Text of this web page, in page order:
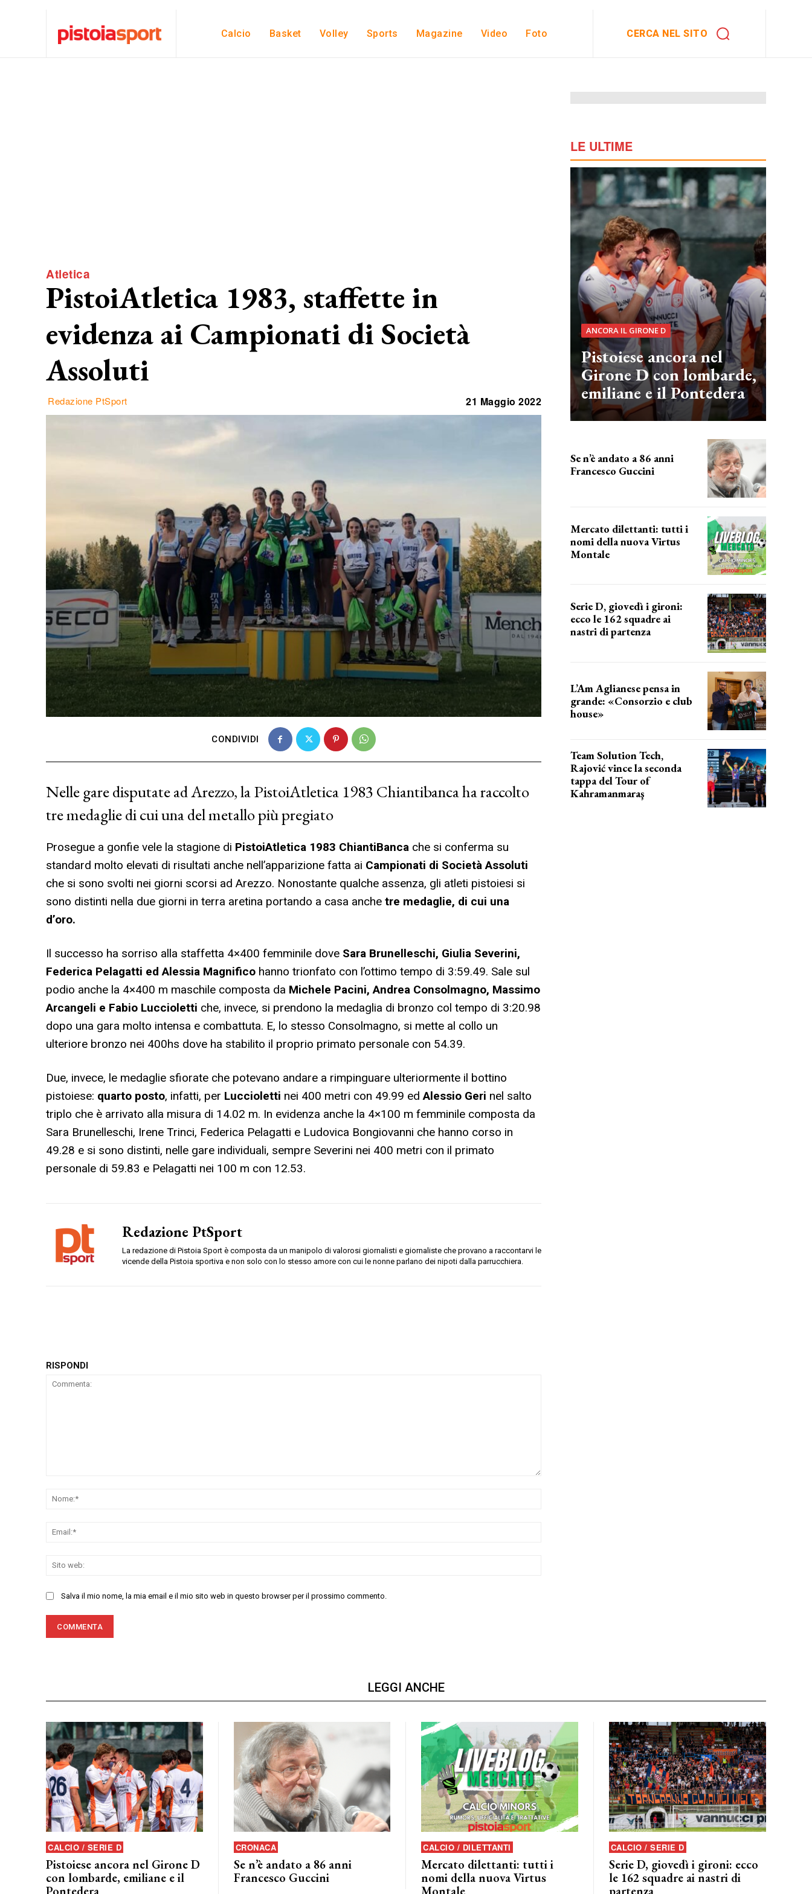
Calcio Basket Volley Sports Magazine Video Foto CERCA NEL SITO
Atletica
PistoiAtletica 1983, staffette in
evidenza ai Campionati di Società
Assoluti
Redazione PtSport 21 Maggio 2022
CONDIVIDI
Nelle gare disputate ad Arezzo, la PistoiAtletica 1983 Chiantibanca ha raccolto
tre medaglie di cui una del metallo più pregiato
Prosegue a gonfie vele la stagione di PistoiAtletica 1983 ChiantiBanca che si conferma su
standard molto elevati di risultati anche nell’apparizione fatta ai Campionati di Società Assoluti
che si sono svolti nei giorni scorsi ad Arezzo. Nonostante qualche assenza, gli atleti pistoiesi si
sono distinti nella due giorni in terra aretina portando a casa anche tre medaglie, di cui una
d’oro.
Il successo ha sorriso alla staffetta 4×400 femminile dove Sara Brunelleschi, Giulia Severini,
Federica Pelagatti ed Alessia Magnifico hanno trionfato con l’ottimo tempo di 3:59.49. Sale sul
podio anche la 4×400 m maschile composta da Michele Pacini, Andrea Consolmagno, Massimo
Arcangeli e Fabio Luccioletti che, invece, si prendono la medaglia di bronzo col tempo di 3:20.98
dopo una gara molto intensa e combattuta. E, lo stesso Consolmagno, si mette al collo un
ulteriore bronzo nei 400hs dove ha stabilito il proprio primato personale con 54.39.
Due, invece, le medaglie sfiorate che potevano andare a rimpinguare ulteriormente il bottino
pistoiese: quarto posto, infatti, per Luccioletti nei 400 metri con 49.99 edAlessio Geri nel salto
triplo che è arrivato alla misura di 14.02 m. In evidenza anche la 4×100 m femminile composta da
Sara Brunelleschi, Irene Trinci, Federica Pelagatti e Ludovica Bongiovanni che hanno corso in
49.28 e si sono distinti, nelle gare individuali, sempre Severini nei 400 metri con il primato
personale di 59.83 e Pelagatti nei 100 m con 12.53.
Redazione PtSport
La redazione di Pistoia Sport è composta da un manipolo di valorosi giornalisti e giornaliste che provano a raccontarvi le
vicende della Pistoia sportiva e non solo con lo stesso amore con cui le nonne parlano dei nipoti dalla parrucchiera.
RISPONDI
Salva il mio nome, la mia email e il mio sito web in questo browser per il prossimo commento.
LE ULTIME
ANCORA IL GIRONE D
Pistoiese ancora nel
Girone D con lombarde,
emiliane e il Pontedera
Se n’è andato a 86 anni
Francesco Guccini
Mercato dilettanti: tutti i
nomi della nuova Virtus
Montale
Serie D, giovedì i gironi:
ecco le 162 squadre ai
nastri di partenza
L’Am Aglianese pensa in
grande: «Consorzio e club
house»
Team Solution Tech,
Rajović vince la seconda
tappa del Tour of
Kahramanmaraş
LEGGI ANCHE
CALCIO / SERIE D
Pistoiese ancora nel Girone D
con lombarde, emiliane e il
Pontedera
CRONACA
Se n’è andato a 86 anni
Francesco Guccini
CALCIO / DILETTANTI
Mercato dilettanti: tutti i
nomi della nuova Virtus
Montale
CALCIO / SERIE D
Serie D, giovedì i gironi: ecco
le 162 squadre ai nastri di